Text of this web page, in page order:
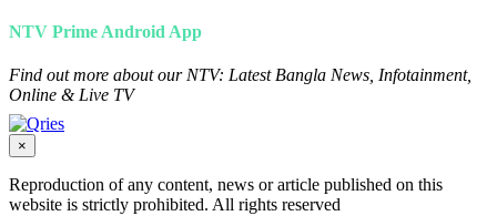
NTV Prime Android App
Find out more about our NTV: Latest Bangla News, Infotainment,
Online & Live TV
×
Reproduction of any content, news or article published on this
website is strictly prohibited. All rights reserved